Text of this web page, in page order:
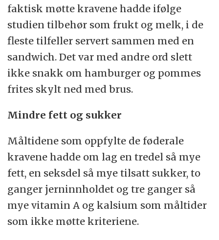
faktisk møtte kravene hadde ifølge
studien tilbehør som frukt og melk, i de
fleste tilfeller servert sammen med en
sandwich. Det var med andre ord slett
ikke snakk om hamburger og pommes
frites skylt ned med brus.
Mindre fett og sukker
Måltidene som oppfylte de føderale
kravene hadde om lag en tredel så mye
fett, en seksdel så mye tilsatt sukker, to
ganger jerninnholdet og tre ganger så
mye vitamin A og kalsium som måltider
som ikke møtte kriteriene.